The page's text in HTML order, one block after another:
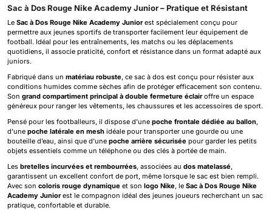
Sac à Dos Rouge Nike Academy Junior – Pratique et Résistant
Le Sac à Dos Rouge Nike Academy Juniorest spécialement conçu pour
permettre aux jeunes sportifs de transporter facilement leur équipement de
football. Idéal pour les entraînements, les matchs ou les déplacements
quotidiens, il associe praticité, confort et résistance dans un format adapté aux
juniors.
Fabriqué dans un matériau robuste, ce sac à dos est conçu pour résister aux
conditions humides comme sèches afin de protéger efficacement son contenu.
Son grand compartiment principal à double fermeture éclairoffre un espace
généreux pour ranger les vêtements, les chaussures et les accessoires de sport.
Pensé pour les footballeurs, il dispose d’une poche frontale dédiée au ballon,
d’une poche latérale en mesh idéale pour transporter une gourde ou une
bouteille d’eau, ainsi que d’une poche arrière sécurisée pour garder les petits
objets essentiels comme un téléphone ou des clés à portée de main.
Les bretelles incurvées et rembourrées, associées au dos matelassé,
garantissent un excellent confort de port, même lorsque le sac est bien rempli.
Avec son coloris rouge dynamique et son logo Nike, le Sac à Dos Rouge Nike
Academy Juniorest le compagnon idéal des jeunes joueurs recherchant un sac
pratique, confortable et durable.